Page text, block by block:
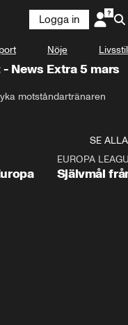
Logga in
Nöje Livsstil
News Extra 5 mars
motståndartränaren
SE ALLA
EUROPA
Självmål